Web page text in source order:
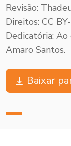
Revisão:
Direitos: CC
Dedicatória:
Amaro Santos.
Baixar